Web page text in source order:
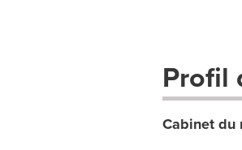
Profil
Cabinet du